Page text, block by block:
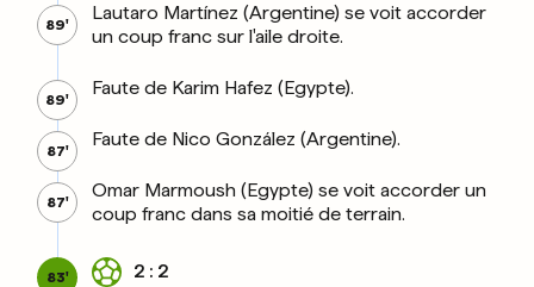
89'
Lautaro Martínez (Argentine) se voit accorder
un coup franc sur l'aile droite.
89'
Faute de Karim Hafez (Egypte).
87'
Faute de Nico González (Argentine).
87'
Omar Marmoush (Egypte) se voit accorder un
coup franc dans sa moitié de terrain.
83' 2 : 2